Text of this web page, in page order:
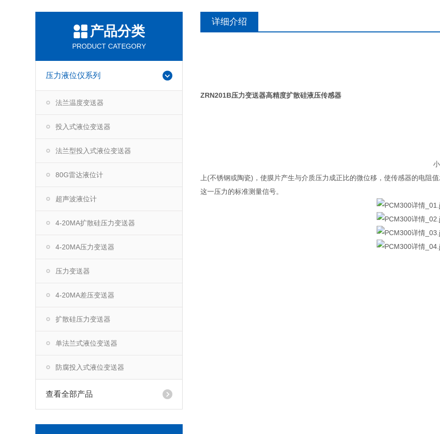
产品分类
PRODUCT CATEGORY
压力液位仪系列
法兰温度变送器
投入式液位变送器
法兰型投入式液位变送器
80G雷达液位计
超声波液位计
4-20MA扩散硅压力变送器
4-20MA压力变送器
压力变送器
4-20MA差压变送器
扩散硅压力变送器
单法兰式液位变送器
防腐投入式液位变送器
查看全部产品
详细介绍
ZRN201B压力变送器高精度扩散硅液压传感器
上(不锈钢或陶瓷)，使膜片产生与介质压力成正比的微位移，使传感器的电阻
这一压力的标准测量信号。